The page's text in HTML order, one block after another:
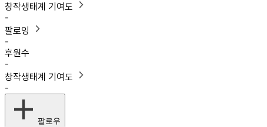
창작생태계 기여도
-
팔로잉
-
후원수
-
창작생태계 기여도
-
팔로우